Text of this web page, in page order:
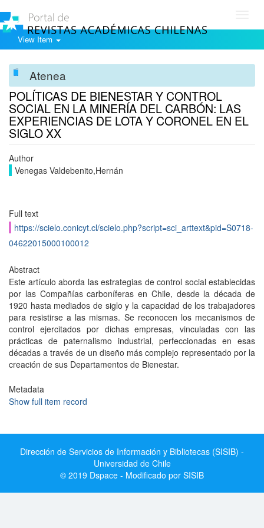
View Item
Atenea
POLÍTICAS DE BIENESTAR Y CONTROL
SOCIAL EN LA MINERÍA DEL CARBÓN: LAS
EXPERIENCIAS DE LOTA Y CORONEL EN EL
SIGLO XX
Author
Venegas Valdebenito,Hernán
Full text
https://scielo.conicyt.cl/scielo.php?script=sci_arttext&pid=S0718-
04622015000100012
Abstract
Este artículo aborda las estrategias de control social establecidas
por las Compañías carboníferas en Chile, desde la década de
1920 hasta mediados de siglo y la capacidad de los trabajadores
para resistirse a las mismas. Se reconocen los mecanismos de
control ejercitados por dichas empresas, vinculadas con las
prácticas de paternalismo industrial, perfeccionadas en esas
décadas a través de un diseño más complejo representado por la
creación de sus Departamentos de Bienestar.
Metadata
Show full item record
Dirección de Servicios de Información y Bibliotecas (SISIB) -
Universidad de Chile
© 2019 Dspace - Modificado por SISIB